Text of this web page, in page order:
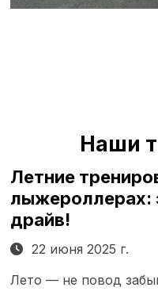
Наши
Летние
лыжероллерах:
драйв!
22 июня 2025 г.
Лето — не повод